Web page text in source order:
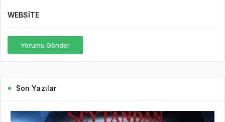
WEBSITE
Yorumu Gönder
Son Yazılar